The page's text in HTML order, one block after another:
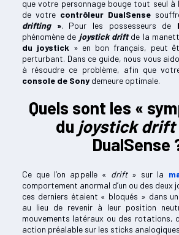
que votre personnage bouge tout seul à
de votre contrôleur DualSense
drifting». Pour les possesseurs de
phénomène de joystick drift de la
du joystick » en bon français, peut
perturbant. Dans ce guide, nous vous
à résoudre ce problème, afin que
console de Sony demeure optimale.
Quels sont les «
du joystick drift
DualSense
Ce que l’on appelle « drift» sur la
comportement anormal d’un ou des deux
ces derniers étaient « bloqués » dans
au lieu de revenir à leur position
mouvements latéraux ou des rotations,
action préalable sur les sticks